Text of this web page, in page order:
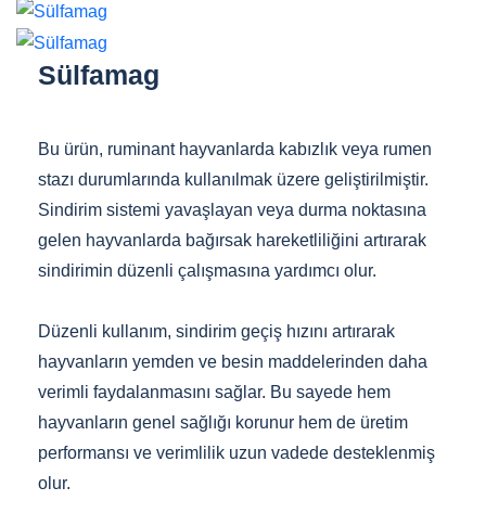
Sülfamag
Bu ürün, ruminant hayvanlarda kabızlık veya rumen
stazı durumlarında kullanılmak üzere geliştirilmiştir.
Sindirim sistemi yavaşlayan veya durma noktasına
gelen hayvanlarda bağırsak hareketliliğini artırarak
sindirimin düzenli çalışmasına yardımcı olur.
Düzenli kullanım, sindirim geçiş hızını artırarak
hayvanların yemden ve besin maddelerinden daha
verimli faydalanmasını sağlar. Bu sayede hem
hayvanların genel sağlığı korunur hem de üretim
performansı ve verimlilik uzun vadede desteklenmiş
olur.